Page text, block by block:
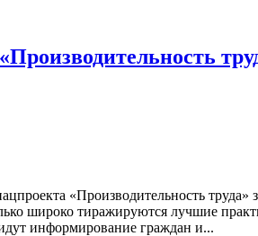
«Производительность труда»
широко тиражируются лучшие
информирование граждан и...